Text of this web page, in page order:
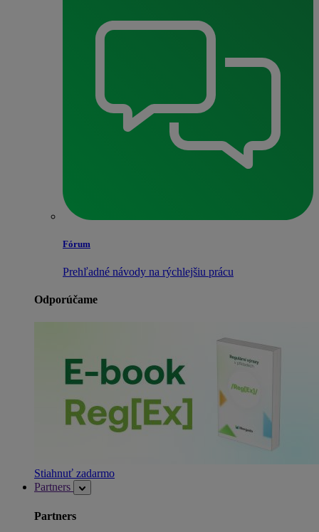
Fórum
Prehľadné návody na rýchlejšiu prácu
Odporúčame
Stiahnuť zadarmo
Partners
Partners